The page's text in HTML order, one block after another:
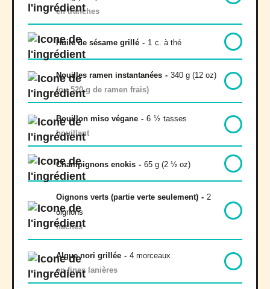
en tranches
Huile de sésame grillé - 1 c. à thé
Nouilles ramen instantanées - 340 g (12 oz)
(ou 520 g de ramen frais)
Bouillon miso végane - 6 ½ tasses
bouillant
Champignons enokis - 65 g (2 ½ oz)
Oignons verts (partie verte seulement) - 2
oignons
hachés
Algue nori grillée - 4 morceaux
en fines lanières